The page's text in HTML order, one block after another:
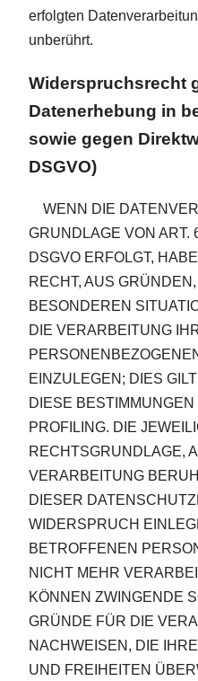
erfolgten
unberührt.
Widerspruchsrecht
Datenerhebung in
sowie gegen
DSGVO)
WENN DIE
GRUNDLAGE VON ART.
DSGVO ERFOLGT,
RECHT, AUS
BESONDEREN
DIE VERARBEITUNG
EINZULEGEN; DIES
DIESE
PROFILING. DIE
RECHTSGRUNDLAGE,
VERARBEITUNG
DIESER
WIDERSPRUCH
BETROFFENEN
NICHT MEHR
KÖNNEN ZWINGENDE
GRÜNDE FÜR DIE
NACHWEISEN, DIE
UND FREIHEITEN